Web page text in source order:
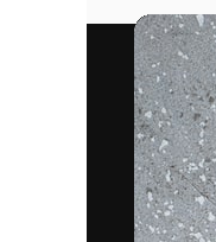
वीडियो
फ़ुटेज
मोशन ग्राफ़िक्स
वीडियो टेम्पलेट्स
आइकन
3D मॉडल
फ़ॉन्ट